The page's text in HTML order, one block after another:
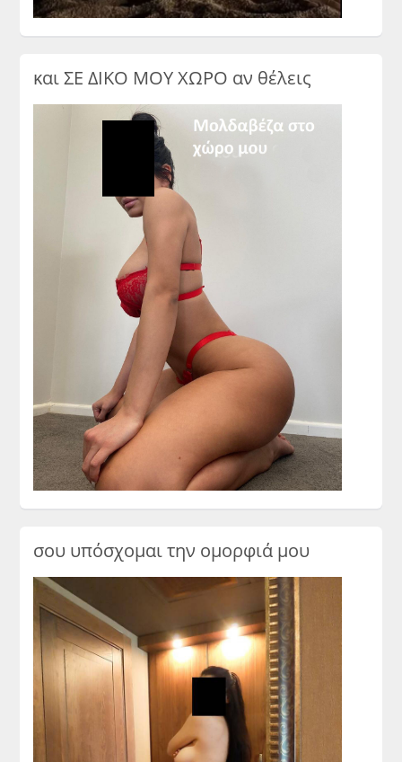
και ΣΕ ΔΙΚΟ ΜΟΥ ΧΩΡΟ αν θέλεις
σου υπόσχομαι την ομορφιά μου